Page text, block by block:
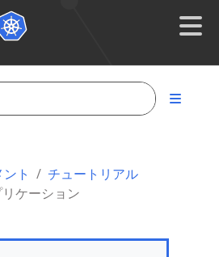
ト
チュートリアル
ケーション